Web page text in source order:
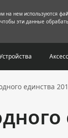
на нем используются
эти данные
единства